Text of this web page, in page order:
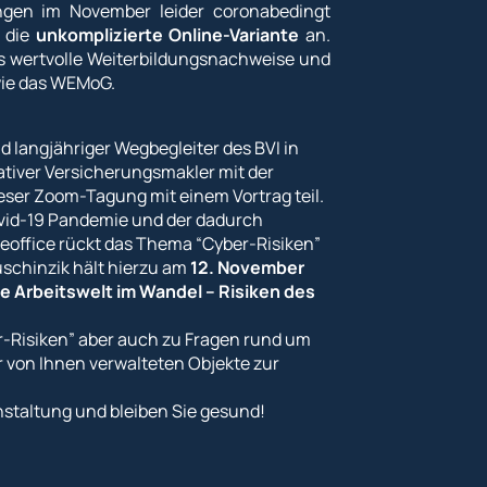
im November leider coronabedingt
unkomplizierte Online-Variante an.
wertvolle Weiterbildungsnachweise und
das WEMoG.
langjähriger Wegbegleiter des BVI in
Versicherungsmakler mit der
Zoom-Tagung mit einem Vortrag teil.
19 Pandemie und der dadurch
rückt das Thema “Cyber-Risiken”
hält hierzu am 12. November
Arbeitswelt im Wandel – Risiken des
aber auch zu Fragen rund um
Ihnen verwalteten Objekte zur
und bleiben Sie gesund!